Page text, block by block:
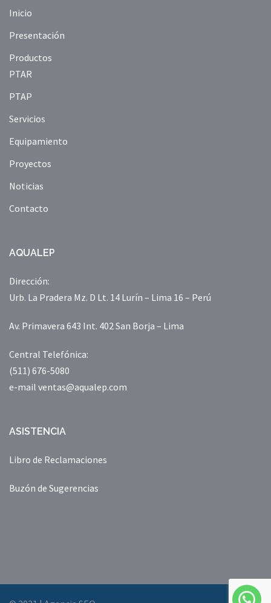
Inicio
Presentación
Productos
PTAR
PTAP
Servicios
Equipamiento
Proyectos
Noticias
Contacto
AQUALEP
Dirección:
Urb. La Pradera Mz. D Lt. 14 Lurín – Lima 16 – Perú
Av. Primavera 643 Int. 402 San Borja – Lima
Central Telefónica:
(511) 676-5080
e-mail ventas@aqualep.com
ASISTENCIA
Libro de Reclamaciones
Buzón de Sugerencias